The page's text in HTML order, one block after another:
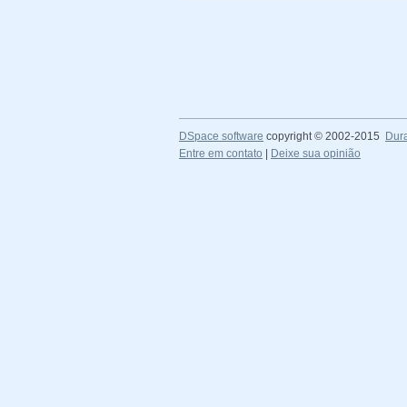
DSpace software copyright © 2002-2015
Entre em contato
Deixe sua opinião